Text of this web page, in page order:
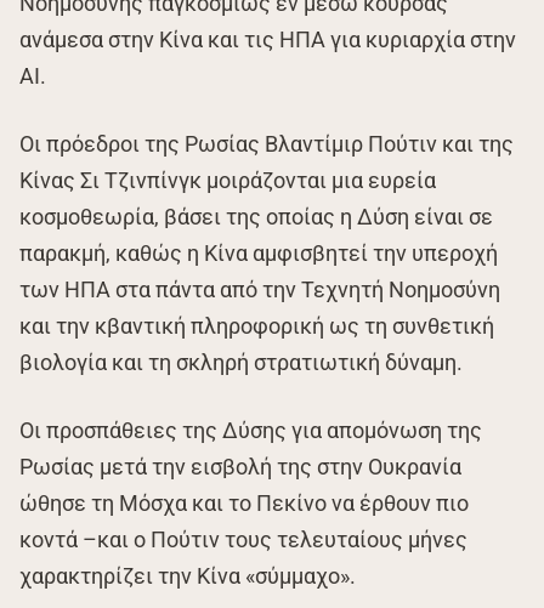
ανάμεσα στην Κίνα και τις ΗΠΑ για κυριαρχία στην
AI.
Οι πρόεδροι της Ρωσίας Βλαντίμιρ Πούτιν και της
Κίνας Σι Τζινπίνγκ μοιράζονται μια ευρεία
κοσμοθεωρία, βάσει της οποίας η Δύση είναι σε
παρακμή, καθώς η Κίνα αμφισβητεί την υπεροχή
των ΗΠΑ στα πάντα από την Τεχνητή Νοημοσύνη
και την κβαντική πληροφορική ως τη συνθετική
βιολογία και τη σκληρή στρατιωτική δύναμη.
Οι προσπάθειες της Δύσης για απομόνωση της
Ρωσίας μετά την εισβολή της στην Ουκρανία
ώθησε τη Μόσχα και το Πεκίνο να έρθουν πιο
κοντά –και ο Πούτιν τους τελευταίους μήνες
χαρακτηρίζει την Κίνα «σύμμαχο».